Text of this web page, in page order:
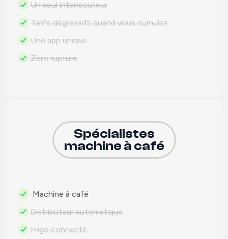
Un seul interlocuteur
Tarifs dégressifs quand vous cumulez
Une app unique
Zéro rupture
Spécialistes
machine à café
Machine à café
Distributeur automatique
Frigo connecté